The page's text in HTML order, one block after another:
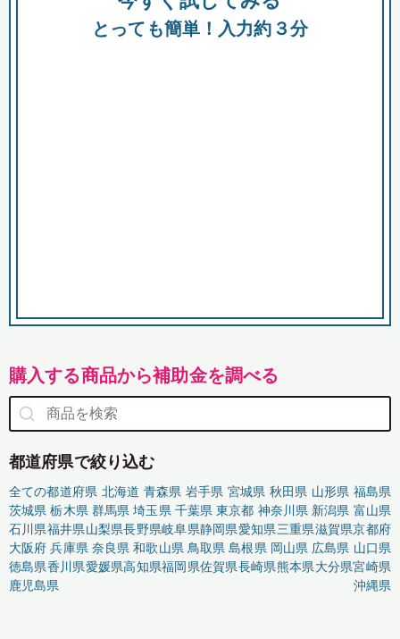
とっても簡単！入力約３分
購入する商品から補助金を調べる
都道府県で絞り込む
全ての都道府県 北海道 青森県 岩手県 宮城県 秋田県 山形県 福島県
茨城県 栃木県 群馬県 埼玉県 千葉県 東京都 神奈川県 新潟県 富山県
石川県福井県山梨県長野県岐阜県静岡県愛知県三重県滋賀県京都府
大阪府 兵庫県 奈良県 和歌山県 鳥取県 島根県 岡山県 広島県 山口県
徳島県香川県愛媛県高知県福岡県佐賀県長崎県熊本県大分県宮崎県
鹿児島県
沖縄県